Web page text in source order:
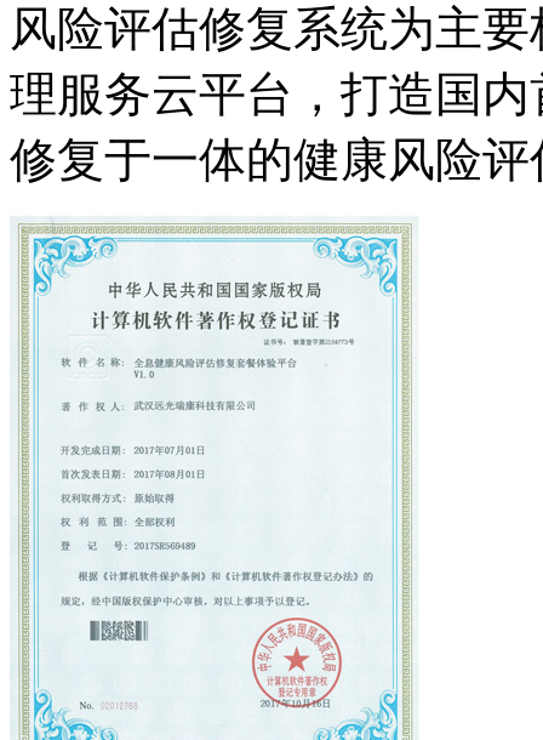
风险评估修复系统为主
理服务云平台，打造国
修复于一体的健康风险